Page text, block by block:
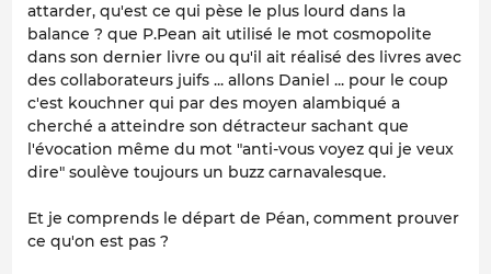
attarder, qu'est ce qui pèse le plus lourd dans la
balance ? que P.Pean ait utilisé le mot cosmopolite
dans son dernier livre ou qu'il ait réalisé des livres avec
des collaborateurs juifs ... allons Daniel ... pour le coup
c'est kouchner qui par des moyen alambiqué a
cherché a atteindre son détracteur sachant que
l'évocation même du mot "anti-vous voyez qui je veux
dire" soulève toujours un buzz carnavalesque.
Et je comprends le départ de Péan, comment prouver
ce qu'on est pas ?